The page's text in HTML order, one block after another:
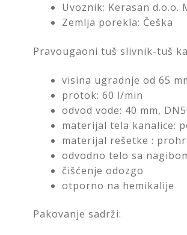
Uvoznik: Kerasan d.o.o.
Zemlja porekla: Češka
Pravougaoni tuš slivnik-tuš
visina ugradnje od 65
protok: 60 l/min
odvod vode: 40 mm,
materijal tela kanalice:
materijal rešetke :
odvodno telo sa
čišćenje odozgo
otporno na hemikalije
Pakovanje sadrži: